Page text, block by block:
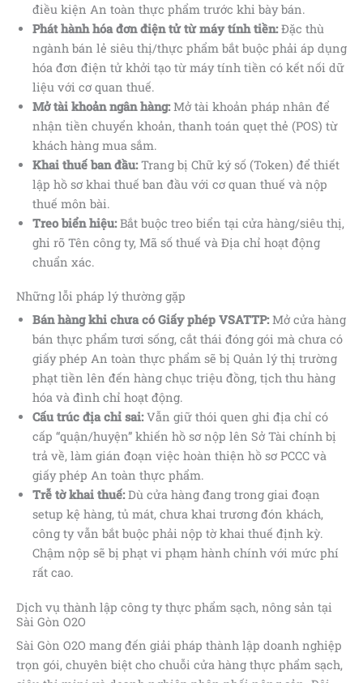
điều kiện An toàn thực phẩm trước khi bày bán.
Phát hành hóa đơn điện tử từ máy tính tiền:Đặc thù
ngành bán lẻ siêu thị/thực phẩm bắt buộc phải áp dụng
hóa đơn điện tử khởi tạo từ máy tính tiền có kết nối dữ
liệu với cơ quan thuế.
Mở tài khoản ngân hàng:Mở tài khoản pháp nhân để
nhận tiền chuyển khoản, thanh toán quẹt thẻ (POS) từ
khách hàng mua sắm.
Khai thuế ban đầu:Trang bị Chữ ký số (Token) để thiết
lập hồ sơ khai thuế ban đầu với cơ quan thuế và nộp
thuế môn bài.
Treo biển hiệu:Bắt buộc treo biển tại cửa hàng/siêu thị,
ghi rõ Tên công ty, Mã số thuế và Địa chỉ hoạt động
chuẩn xác.
Những lỗi pháp lý thường gặp
Bán hàng khi chưa có Giấy phép VSATTP:Mở cửa hàng
bán thực phẩm tươi sống, cắt thái đóng gói mà chưa có
giấy phép An toàn thực phẩm sẽ bị Quản lý thị trường
phạt tiền lên đến hàng chục triệu đồng, tịch thu hàng
hóa và đình chỉ hoạt động.
Cấu trúc địa chỉ sai:Vẫn giữ thói quen ghi địa chỉ có
cấp “quận/huyện” khiến hồ sơ nộp lên Sở Tài chính bị
trả về, làm gián đoạn việc hoàn thiện hồ sơ PCCC và
giấy phép An toàn thực phẩm.
Trễ tờ khai thuế:Dù cửa hàng đang trong giai đoạn
setup kệ hàng, tủ mát, chưa khai trương đón khách,
công ty vẫn bắt buộc phải nộp tờ khai thuế định kỳ.
Chậm nộp sẽ bị phạt vi phạm hành chính với mức phí
rất cao.
Dịch vụ thành lập công ty thực phẩm sạch, nông sản tại
Sài Gòn O2O
Sài Gòn O2O mang đến giải pháp thành lập doanh nghiệp
trọn gói, chuyên biệt cho chuỗi cửa hàng thực phẩm sạch,